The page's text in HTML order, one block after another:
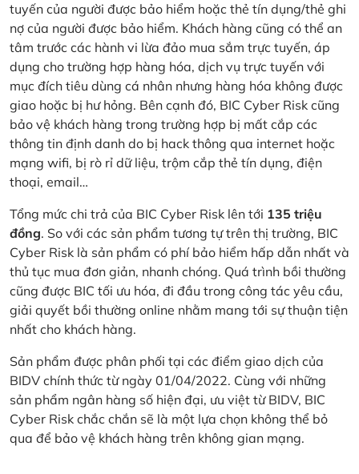
tuyến của người được bảo hiểm hoặc thẻ tín dụng/thẻ ghi
nợ của người được bảo hiểm. Khách hàng cũng có thể an
tâm trước các hành vi lừa đảo mua sắm trực tuyến, áp
dụng cho trường hợp hàng hóa, dịch vụ trực tuyến với
mục đích tiêu dùng cá nhân nhưng hàng hóa không được
giao hoặc bị hư hỏng. Bên cạnh đó, BIC Cyber Risk cũng
bảo vệ khách hàng trong trường hợp bị mất cắp các
thông tin định danh do bị hack thông qua internet hoặc
mạng wifi, bị rò rỉ dữ liệu, trộm cắp thẻ tín dụng, điện
thoại, email…
Tổng mức chi trả của BIC Cyber Risk lên tới 135 triệu
đồng. So với các sản phẩm tương tự trên thị trường, BIC
Cyber Risk là sản phẩm có phí bảo hiểm hấp dẫn nhất và
thủ tục mua đơn giản, nhanh chóng. Quá trình bồi thường
cũng được BIC tối ưu hóa, đi đầu trong công tác yêu cầu,
giải quyết bồi thường online nhằm mang tới sự thuận tiện
nhất cho khách hàng.
Sản phẩm được phân phối tại các điểm giao dịch của
BIDV chính thức từ ngày 01/04/2022. Cùng với những
sản phẩm ngân hàng số hiện đại, ưu việt từ BIDV, BIC
Cyber Risk chắc chắn sẽ là một lựa chọn không thể bỏ
qua để bảo vệ khách hàng trên không gian mạng.